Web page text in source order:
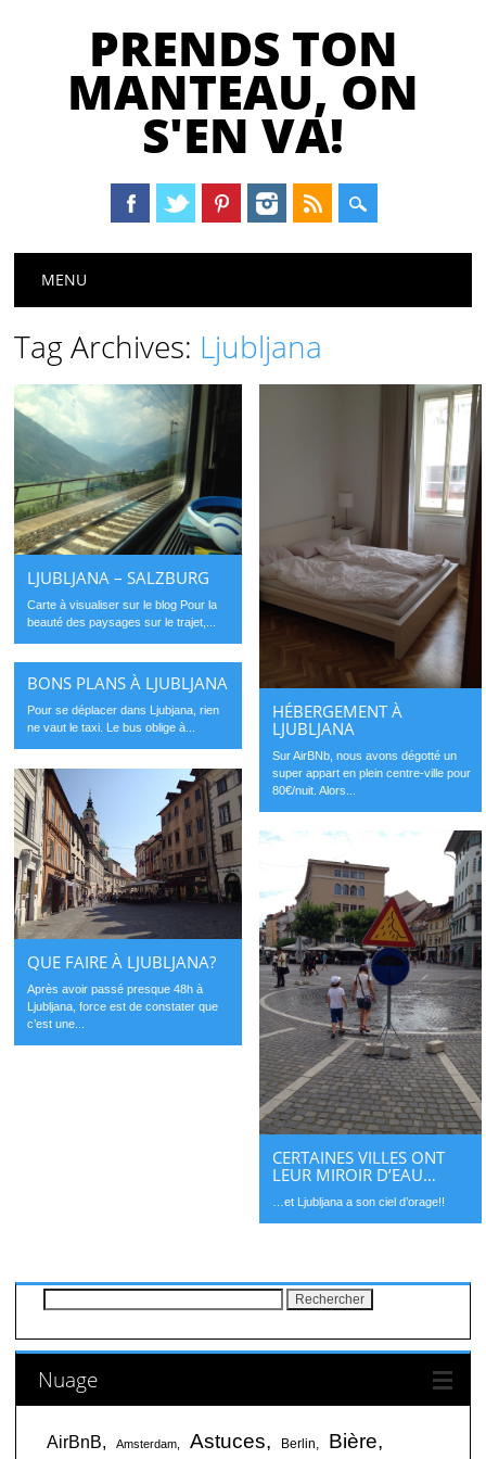
PRENDS TON
MANTEAU, ON
S'EN VA!
Main menu
MENU
Tag Archives: Ljubljana
LJUBLJANA – SALZBURG
Carte à visualiser sur le blog Pour la
beauté des paysages sur le trajet,...
HÉBERGEMENT À
LJUBLJANA
Sur AirBNb, nous avons dégotté un
super appart en plein centre-ville pour
80€/nuit. Alors...
BONS PLANS À LJUBLJANA
Pour se déplacer dans Ljubjana, rien
ne vaut le taxi. Le bus oblige à...
QUE FAIRE À LJUBLJANA?
Après avoir passé presque 48h à
Ljubljana, force est de constater que
c’est une...
CERTAINES VILLES ONT
LEUR MIROIR D’EAU…
…et Ljubljana a son ciel d’orage!!
Nuage
AirBnB Amsterdam Astuces Berlin Bière